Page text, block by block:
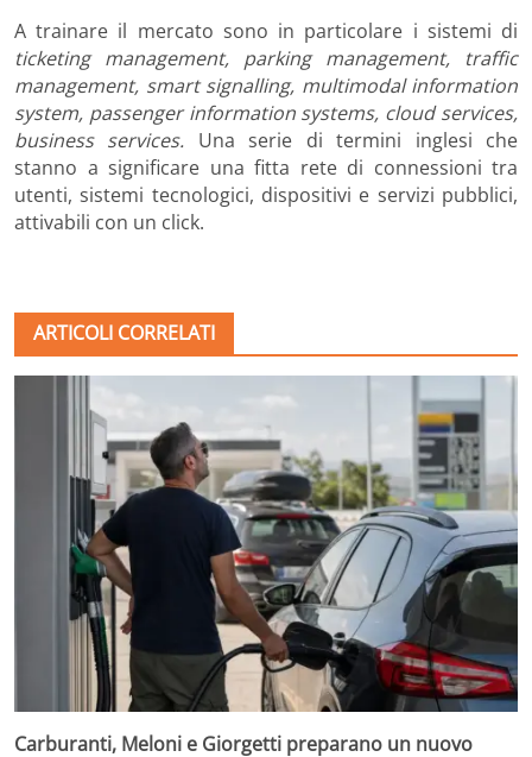
A trainare il mercato sono in particolare i sistemi di
ticketing management, parking management, traffic
management, smart signalling, multimodal information
system, passenger information systems, cloud services,
business services. Una serie di termini inglesi che
stanno a significare una fitta rete di connessioni tra
utenti, sistemi tecnologici, dispositivi e servizi pubblici,
attivabili con un click.
ARTICOLI CORRELATI
Carburanti, Meloni e Giorgetti preparano un nuovo